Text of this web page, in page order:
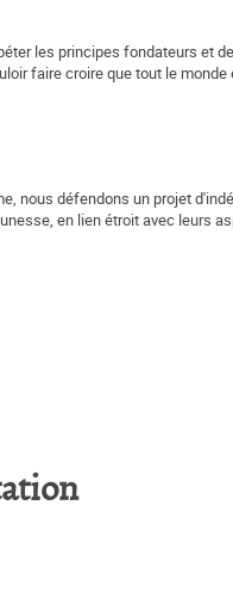
les principes fondateurs et
faire croire que tout le
nous défendons un projet
en lien étroit avec leurs